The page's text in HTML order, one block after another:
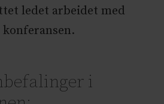
ledet arbeidet med
i